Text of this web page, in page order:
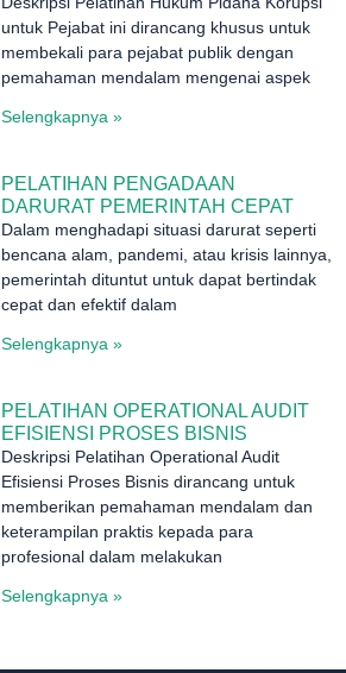
untuk Pejabat ini dirancang khusus untuk
membekali para pejabat publik dengan
pemahaman mendalam mengenai aspek
Selengkapnya »
PELATIHAN PENGADAAN
DARURAT PEMERINTAH CEPAT
Dalam menghadapi situasi darurat seperti
bencana alam, pandemi, atau krisis lainnya,
pemerintah dituntut untuk dapat bertindak
cepat dan efektif dalam
Selengkapnya »
PELATIHAN OPERATIONAL AUDIT
EFISIENSI PROSES BISNIS
Deskripsi Pelatihan Operational Audit
Efisiensi Proses Bisnis dirancang untuk
memberikan pemahaman mendalam dan
keterampilan praktis kepada para
profesional dalam melakukan
Selengkapnya »